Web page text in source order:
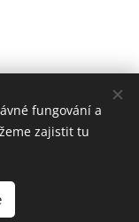
fungování a
zajistit tu